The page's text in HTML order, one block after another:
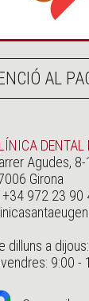
AL
DENTAL
Agudes, 8-
Girona
+34 972 23 90
dilluns a
9:00 -